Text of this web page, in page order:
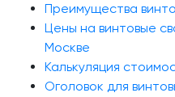
Преимущества
Цены на винтовые
Москве
Калькуляция
Оголовок для